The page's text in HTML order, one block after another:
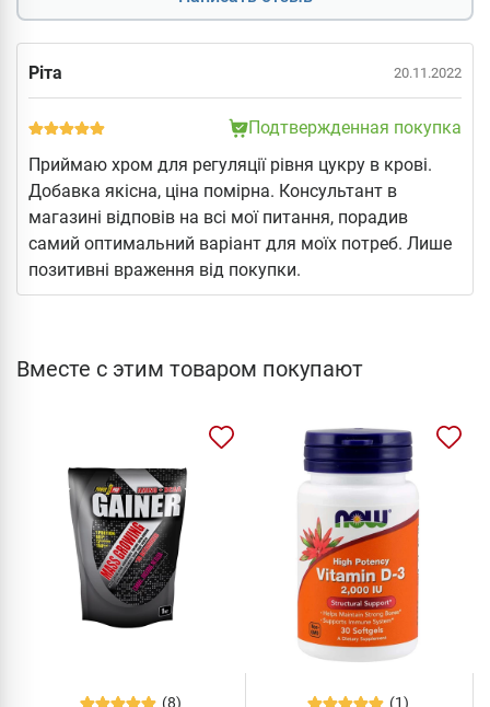
Ріта 20.11.2022
Подтвержденная покупка
Приймаю хром для регуляції рівня цукру в крові.
Добавка якісна, ціна помірна. Консультант в
магазині відповів на всі мої питання, порадив
самий оптимальний варіант для моїх потреб. Лише
позитивні враження від покупки.
Вместе с этим товаром покупают
(8) (1)